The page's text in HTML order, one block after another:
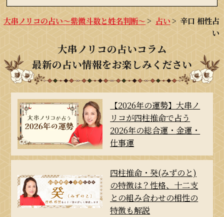
大串ノリコの占い～紫微斗数と姓名判断～ 占い
辛口 相性占
い
大串ノリコの占いコラム
最新の占い情報をお楽しみください
【2026年の運勢】大串ノ
リコが四柱推命で占う
2026年の総合運・金運・
仕事運
四柱推命・癸(みずのと)
の特徴は？性格、十二支
との組み合わせの相性の
特徴も解説